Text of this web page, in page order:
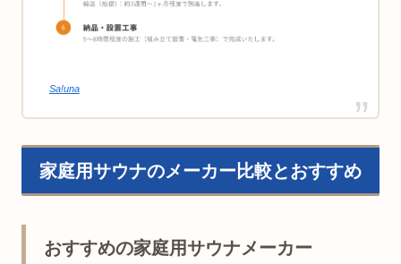
Sa!una
家庭用サウナのメーカー比較とおすすめ
おすすめの家庭用サウナメーカー